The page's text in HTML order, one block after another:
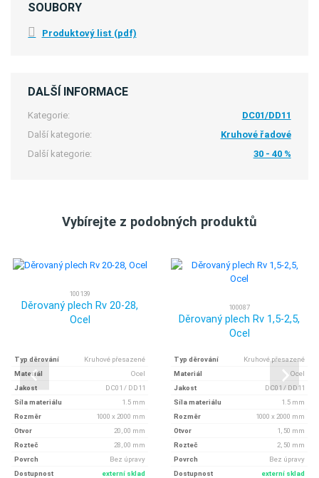
SOUBORY
Produktový list (pdf)
DALŠÍ INFORMACE
Kategorie:
DC01/DD11
Další kategorie:
Kruhové řadové
Další kategorie:
30 - 40 %
Vybírejte z podobných produktů
100139
Děrovaný plech Rv 20-28,
Ocel
Typ děrování
Kruhové přesazené
Materiál
Ocel
Jakost
DC01 / DD11
Síla materiálu
1.5 mm
Rozměr
1000 x 2000 mm
Otvor
20, 00 mm
Rozteč
28, 00 mm
Povrch
Bez úpravy
Dostupnost
externí sklad
100087
Děrovaný plech Rv 1,5-2,5,
Ocel
Typ děrování
Kruhové přesazené
Materiál
Ocel
Jakost
DC01 / DD11
Síla materiálu
1.5 mm
Rozměr
1000 x 2000 mm
Otvor
1, 50 mm
Rozteč
2, 50 mm
Povrch
Bez úpravy
Dostupnost
externí sklad